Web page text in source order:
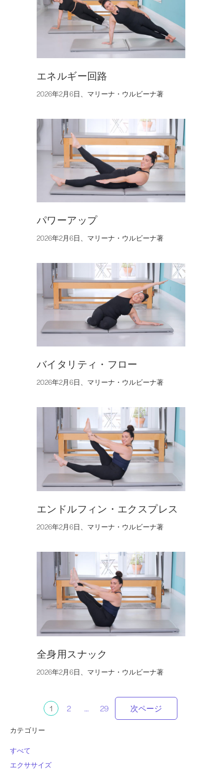
カテゴリー
すべて
エクササイズ
エネルギー回路
2026年2月6日、マリーナ・ウルビーナ著
パワーアップ
2026年2月6日、マリーナ・ウルビーナ著
バイタリティ・フロー
2026年2月6日、マリーナ・ウルビーナ著
エンドルフィン・エクスプレス
2026年2月6日、マリーナ・ウルビーナ著
全身用スナック
2026年2月6日、マリーナ・ウルビーナ著
稿
の
1 2 ... 29 次ページ